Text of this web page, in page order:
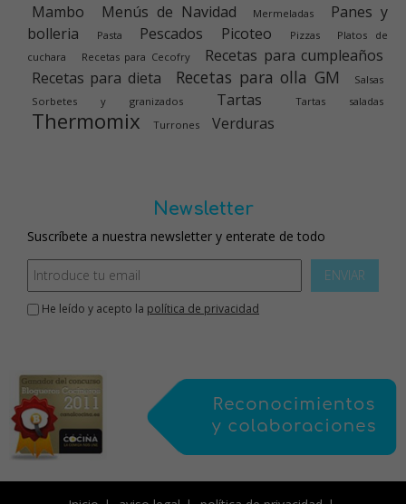
Mambo Menús de Navidad Mermeladas
Panes y
bolleria
Pasta Pescados Picoteo Pizzas
Platos de
cuchara
Recetas para Cecofry
Recetas para cumpleaños
Recetas para dieta
Recetas para olla GM
Salsas
Sorbetes y granizados
Tartas Tartas saladas
Thermomix Turrones Verduras
Newsletter
Suscríbete a nuestra newsletter y enterate de todo
ENVIAR
He leído y acepto la política de privacidad